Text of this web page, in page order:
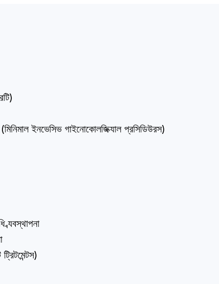
ইনভেসিভ গাইনোকোলজিক্যাল প্রসিডিউরস)